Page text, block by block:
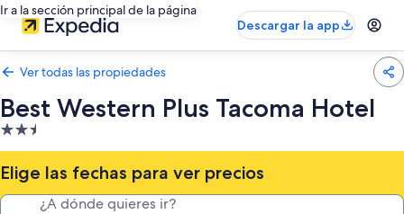
Ir a la sección principal de la página
Descargar la app
Ver todas las propiedades
Best Western Plus Tacoma Hotel
Propiedad
de
2.5
estrellas
Elige las fechas para ver precios
¿A dónde quieres ir?